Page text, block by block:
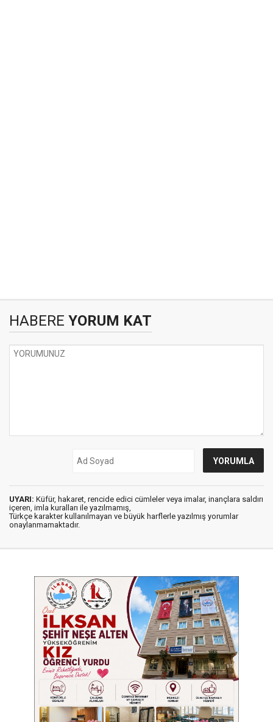
HABERE YORUM KAT
UYARI: Küfür, hakaret, rencide edici cümleler veya imalar, inançlara saldırı
içeren, imla kuralları ile yazılmamış,
Türkçe karakter kullanılmayan ve büyük harflerle yazılmış yorumlar
onaylanmamaktadır.